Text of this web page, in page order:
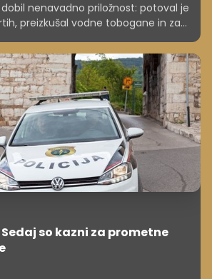
nenavadno priložnost: potoval je
preizkušal vodne tobogane in za
dela prejel okoli 34.000 evrov.
Sedaj so kazni za prometne